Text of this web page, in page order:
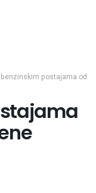
benzinskim postajama od